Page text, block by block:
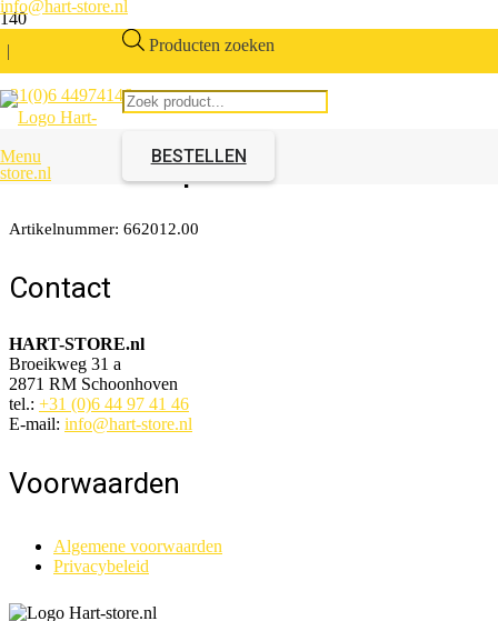
info@hart-store.nl
|
+31(0)6 44974146
Producten zoeken
BESTELLEN
Menu
Bedframe tweepersoons
met vaste poten 190x135cm
Artikelnummer: 662012.00
Contact
HART-STORE.nl
Broeikweg 31 a
2871 RM Schoonhoven
tel.: +31 (0)6 44 97 41 46
E-mail: info@hart-store.nl
Voorwaarden
Algemene voorwaarden
Privacybeleid